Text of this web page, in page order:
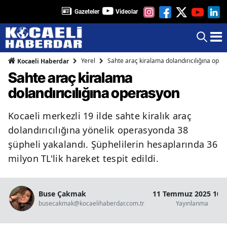
Gazeteler Videolar
Kocaeli Haberdar Yerel Sahte araç kiralama dolandırıcılığına
Sahte araç kiralama
dolandırıcılığına operasyon
Kocaeli merkezli 19 ilde sahte kiralık araç
dolandırıcılığına yönelik operasyonda 38
şüpheli yakalandı. Şüphelilerin hesaplarında 36
milyon TL'lik hareket tespit edildi.
Buse Çakmak
busecakmak@kocaelihaberdar.com.tr
11 Temmuz 2025
Yayınlanma